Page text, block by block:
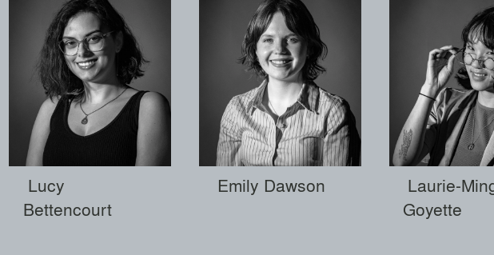
Lucy
Bettencourt
Emily Dawson
Laurie-
Goyette